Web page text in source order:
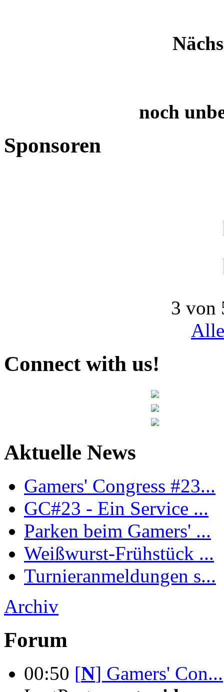
noch
Sponsoren
3 von
Connect with us!
Aktuelle News
Gamers' Congress #23...
GC#23 - Ein Service ...
Parken beim Gamers' ...
Weißwurst-Frühstück ...
Turnieranmeldungen s...
Archiv
Forum
00:50 [N] Gamers' Con...